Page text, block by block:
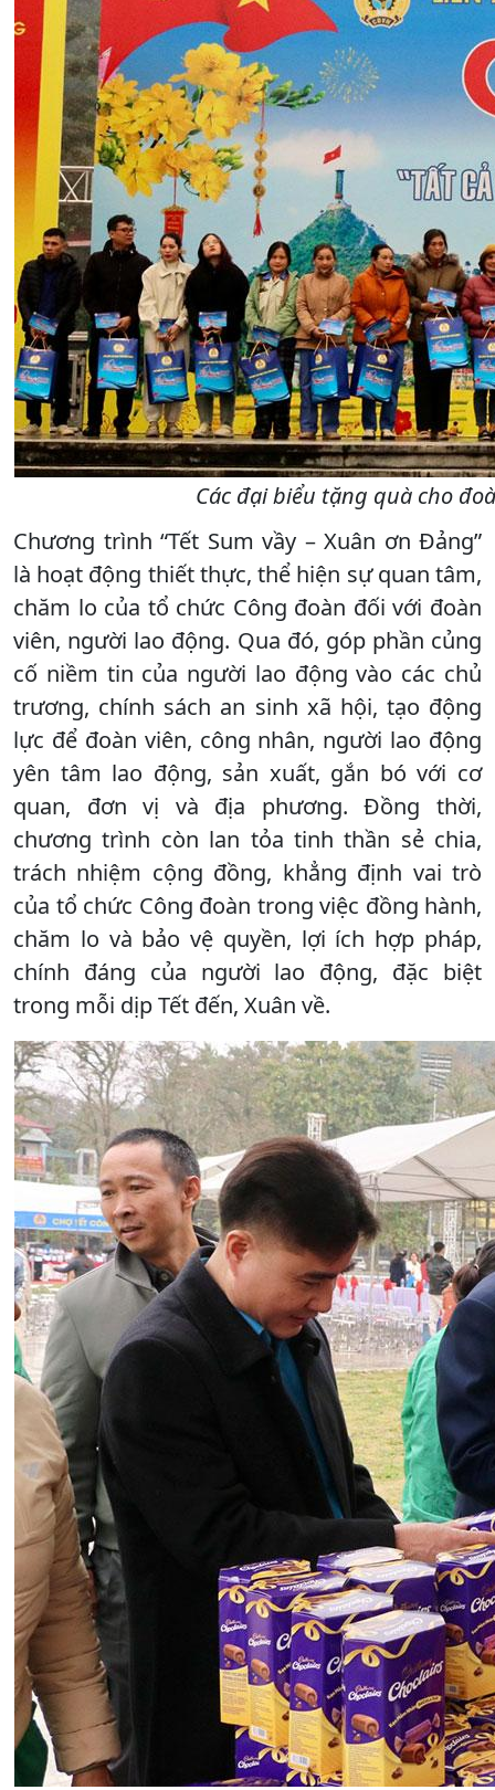
Các đại biểu tặng quà cho
Chương trình “Tết Sum vầy – Xuân ơn Đảng”
là hoạt động thiết thực, thể hiện sự quan tâm,
chăm lo của tổ chức Công đoàn đối với đoàn
viên, người lao động. Qua đó, góp phần củng
cố niềm tin của người lao động vào các chủ
trương, chính sách an sinh xã hội, tạo động
lực để đoàn viên, công nhân, người lao động
yên tâm lao động, sản xuất, gắn bó với cơ
quan, đơn vị và địa phương. Đồng thời,
chương trình còn lan tỏa tinh thần sẻ chia,
trách nhiệm cộng đồng, khẳng định vai trò
của tổ chức Công đoàn trong việc đồng hành,
chăm lo và bảo vệ quyền, lợi ích hợp pháp,
chính đáng của người lao động, đặc biệt
trong mỗi dịp Tết đến, Xuân về.